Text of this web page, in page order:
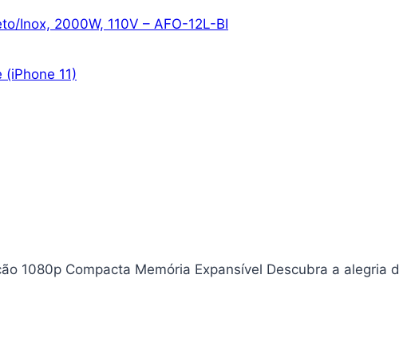
Inox, 2000W, 110V – AFO-12L-BI
11)
1080p Compacta Memória Expansível Descubra a alegria